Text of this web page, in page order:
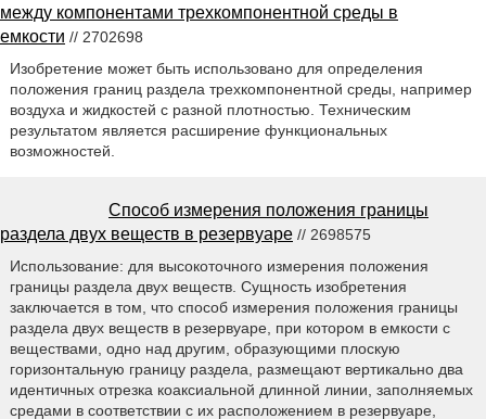
между компонентами трехкомпонентной среды в
емкости // 2702698
Изобретение может быть использовано для определения
положения границ раздела трехкомпонентной среды, например
воздуха и жидкостей с разной плотностью. Техническим
результатом является расширение функциональных
возможностей.
Способ измерения положения границы
раздела двух веществ в резервуаре // 2698575
Использование: для высокоточного измерения положения
границы раздела двух веществ. Сущность изобретения
заключается в том, что способ измерения положения границы
раздела двух веществ в резервуаре, при котором в емкости с
веществами, одно над другим, образующими плоскую
горизонтальную границу раздела, размещают вертикально два
идентичных отрезка коаксиальной длинной линии, заполняемых
средами в соответствии с их расположением в резервуаре,